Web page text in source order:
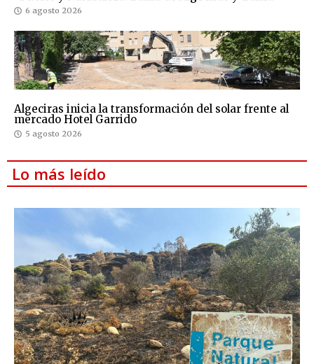
6 agosto 2026
Algeciras inicia la transformación del solar frente al
mercado Hotel Garrido
5 agosto 2026
Lo más leído